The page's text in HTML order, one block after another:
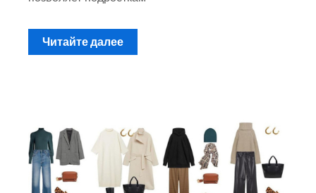
Читайте далее